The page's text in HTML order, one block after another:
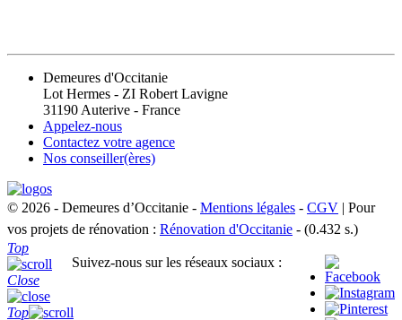
Demeures d'Occitanie
Lot Hermes - ZI Robert Lavigne
31190 Auterive - France
Appelez-nous
Contactez votre agence
Nos conseiller(ères)
© 2026 - Demeures d’Occitanie - Mentions légales - CGV | Pour
vos projets de rénovation : Rénovation d'Occitanie - (0.432 s.)
Suivez-nous sur les réseaux sociaux :
Top
Close
Top